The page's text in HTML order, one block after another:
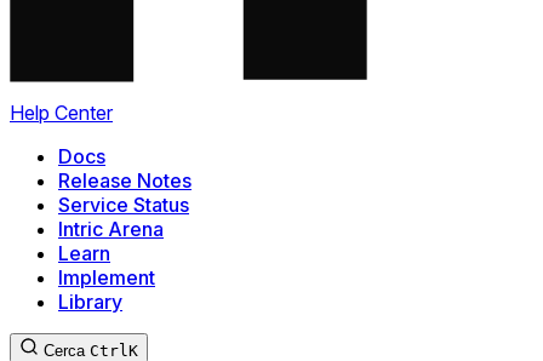
Help Center
Docs
Release Notes
Service Status
Intric Arena
Learn
Implement
Library
Cerca CtrlK